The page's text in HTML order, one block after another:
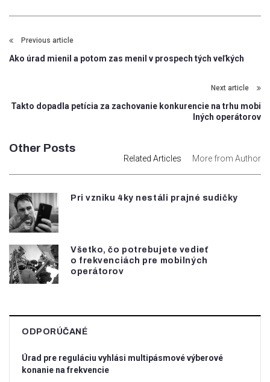
Previous article
Ako úrad mienil a potom zas menil v prospech tých veľkých
Next article
Takto dopadla petícia za zachovanie konkurencie na trhu mobi
lných operátorov
Other Posts
Related Articles More from Author
Pri vzniku 4ky nestáli prajné sudičky
Všetko, čo potrebujete vedieť
o frekvenciách pre mobilných
operátorov
ODPORÚČANÉ
Úrad pre reguláciu vyhlási multipásmové výberové
konanie na frekvencie